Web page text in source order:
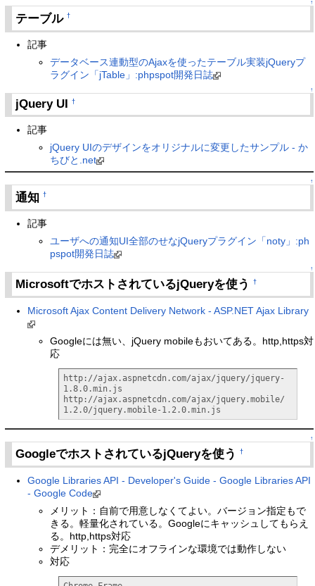
↑
テーブル†
記事
データベース連動型のAjaxを使ったテーブル実装jQueryプ
ラグイン「jTable」:phpspot開発日誌
↑
jQuery UI†
記事
jQuery UIのデザインをオリジナルに変更したサンプル - か
ちびと.net
↑
通知†
記事
ユーザへの通知UI全部のせなjQueryプラグイン「noty」:ph
pspot開発日誌
↑
MicrosoftでホストされているjQueryを使う†
Microsoft Ajax Content Delivery Network - ASP.NET Ajax Library
Googleには無い、jQuery mobileもおいてある。http,https対
応
http://ajax.aspnetcdn.com/ajax/jquery/jquery-
1.8.0.min.js
http://ajax.aspnetcdn.com/ajax/jquery.mobile/
1.2.0/jquery.mobile-1.2.0.min.js
↑
GoogleでホストされているjQueryを使う†
Google Libraries API - Developer's Guide - Google Libraries API
- Google Code
メリット：自前で用意しなくてよい。バージョン指定もで
きる。軽量化されている。Googleにキャッシュしてもらえ
る。http,https対応
デメリット：完全にオフラインな環境では動作しない
対応